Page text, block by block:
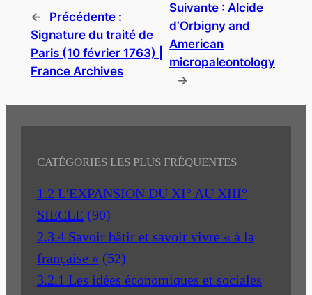
←
Précédente :
Signature du traité de
Paris (10 février 1763) |
France Archives
Suivante : Alcide
d’Orbigny and
American
micropaleontology
→
CATÉGORIES LES PLUS FRÉQUENTES
1.2 L'EXPANSION DU XI° AU XIII°
SIECLE (90)
2.3.4 Savoir bâtir et savoir vivre « à la
française » (52)
3.2.1 Les idées économiques et sociales